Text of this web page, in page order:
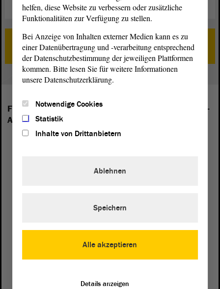
Zur Sonderseite „Das Land vor 30 Jahren“
Folgende Fraktionen sind im Landtag von Sachsen-
Anhalt vertreten:
helfen, diese Website zu verbessern oder zusätzliche
Funktionalitäten zur Verfügung zu stellen.
Bei Anzeige von Inhalten externer Medien kann es zu
einer Datenübertragung und -verarbeitung entsprechend
der Datenschutzbestimmung der jeweiligen Plattformen
kommen. Bitte lesen Sie für weitere Informationen
unsere Datenschutzerklärung.
Notwendige Cookies
Statistik
Inhalte von Drittanbietern
Alle akzeptieren
Ablehnen
Speichern
Details anzeigen